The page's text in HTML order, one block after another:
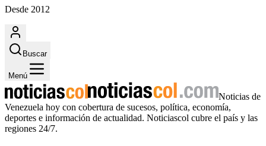
Desde 2012
Buscar
Menú
Noticias de
Venezuela hoy con cobertura de sucesos, política, economía,
deportes e información de actualidad. Noticiascol cubre el país y las
regiones 24/7.